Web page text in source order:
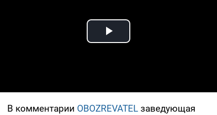
Play Video
В комментарии OBOZREVATEL заведующая